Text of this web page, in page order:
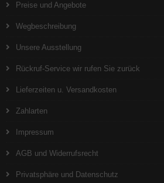
Preise und Angebote
Wegbeschreibung
Unsere Ausstellung
Rückruf-Service wir rufen Sie zurück
Lieferzeiten u. Versandkosten
Zahlarten
Impressum
AGB und Widerrufsrecht
Privatsphäre und Datenschutz